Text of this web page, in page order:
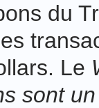
du
Le
sont